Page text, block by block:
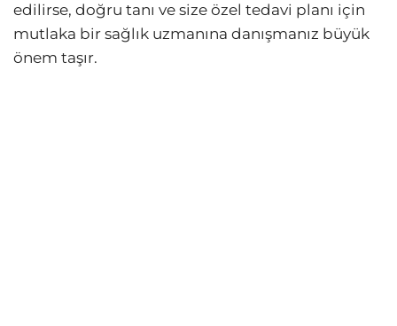
edilirse, doğru tanı ve size özel tedavi planı için
mutlaka bir sağlık uzmanına danışmanız büyük
önem taşır.